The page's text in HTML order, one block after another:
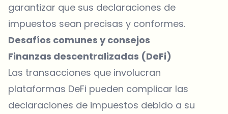
garantizar que sus declaraciones de
impuestos sean precisas y conformes.
Desafíos comunes y consejos
Finanzas descentralizadas (DeFi)
Las transacciones que involucran
plataformas DeFi pueden complicar las
declaraciones de impuestos debido a su